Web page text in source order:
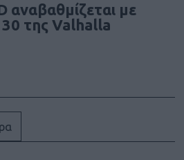
με
της Valhalla